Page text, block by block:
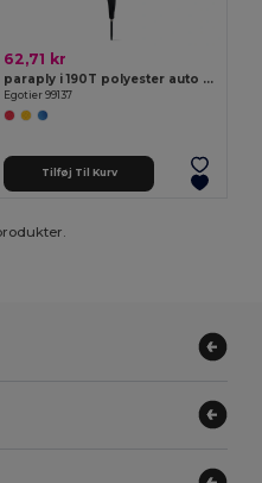
62,71 kr
paraply i 190T polyester auto open
Egotier 99137
Tilføj Til Kurv